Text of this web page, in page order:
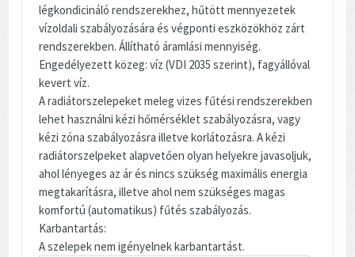
légkondicináló rendszerekhez, hűtött mennyezetek
vízoldali szabályozására és végponti eszközökhöz zárt
rendszerekben. Állítható áramlási mennyiség.
Engedélyezett közeg: víz (VDI 2035 szerint), fagyállóval
kevert víz.
A radiátorszelepeket meleg vizes fűtési rendszerekben
lehet használni kézi hőmérséklet szabályozásra, vagy
kézi zóna szabályozásra illetve korlátozásra. A kézi
radiátorszelpeket alapvetően olyan helyekre javasoljuk,
ahol lényeges az ár és nincs szükség maximális energia
megtakarításra, illetve ahol nem szükséges magas
komfortú (automatikus) fűtés szabályozás.
Karbantartás:
A szelepek nem igényelnek karbantartást.